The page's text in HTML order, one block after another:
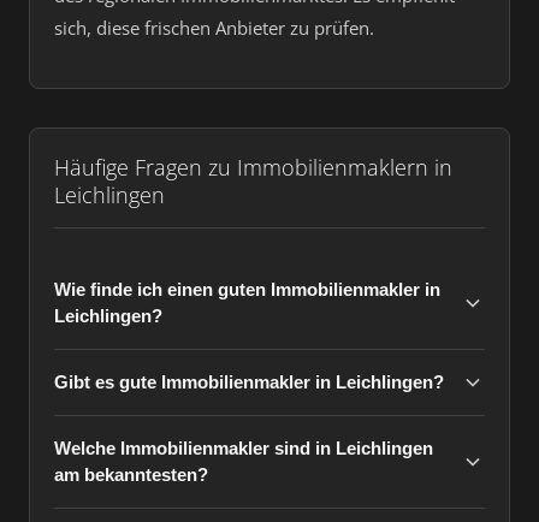
sich, diese frischen Anbieter zu prüfen.
Häufige Fragen zu Immobilienmaklern in
Leichlingen
Wie finde ich einen guten Immobilienmakler in
Leichlingen?
Gibt es gute Immobilienmakler in Leichlingen?
Welche Immobilienmakler sind in Leichlingen
am bekanntesten?